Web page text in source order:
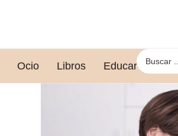
Ocio Libros Educar leyendo